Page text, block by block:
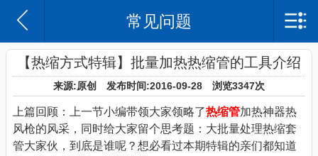
苏州沃尔兴电子科技有限公司
网站首页
沃尔兴简介
企业日记
常见问题
【热缩方式特辑】批量加热热缩管的工具介绍
来源:原创 发布时间:2016-09-28 浏览3347次
上篇回顾：上一节小编带领大家领略了热缩管加热神器热
风枪的风采，同时给大家留个思考题：大批量处理热缩套
管大家伙，到底是谁呢？想必看过本期特辑的亲们都知道